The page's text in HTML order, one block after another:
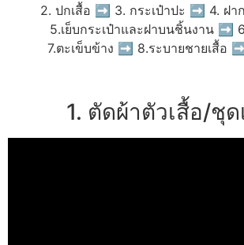
2. ปกเสื้อ ➡ 3. กระเป๋าปะ ➡ 4. ฝา
5.เย็บกระเป๋าและฝาบนชิ้นงาน ➡
7.ตะเข็บข้าง ➡ 8.ระบายชายเสื้อ
1. ตัดผ้าตัวเสื้อ/ชุด